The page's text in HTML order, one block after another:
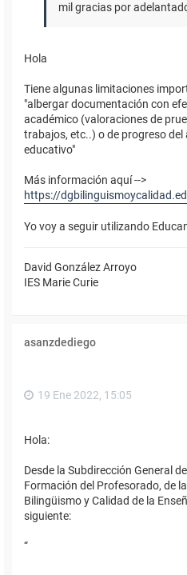
mil gracias por
Hola
Tiene algunas limitaciones
"albergar documentación con
académico (valoraciones de
trabajos, etc..) o de progreso del
educativo"
Más información aquí -->
https://
Yo voy a seguir utilizando
David González Arroyo
IES Marie Curie
asanzdediego
19 Ene 2022, 15:05
Hola:
Desde la Subdirección General
Formación del Profesorado, de
Bilingüismo y Calidad de la
siguiente:
“